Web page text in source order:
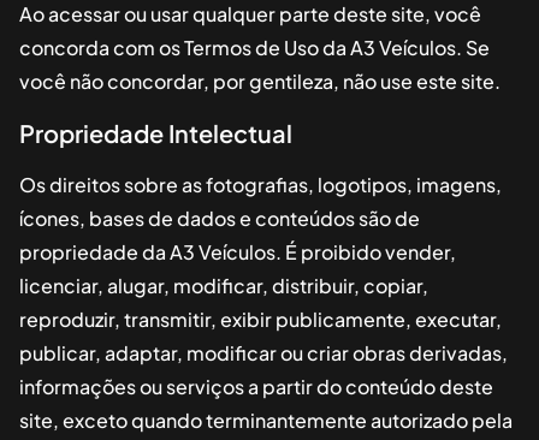
Ao acessar ou usar qualquer parte deste site, você
concorda com os Termos de Uso daA3 Veículos. Se
você não concordar, por gentileza, não use este site.
Propriedade Intelectual
Os direitos sobre as fotografias, logotipos, imagens,
ícones, bases de dados e conteúdos são de
propriedade daA3 Veículos. É proibido vender,
licenciar, alugar, modificar, distribuir, copiar,
reproduzir, transmitir, exibir publicamente, executar,
publicar, adaptar, modificar ou criar obras derivadas,
informações ou serviços a partir do conteúdo deste
site, exceto quando terminantemente autorizado pela